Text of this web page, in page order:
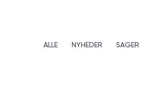
ALLE NYHEDER SAGER